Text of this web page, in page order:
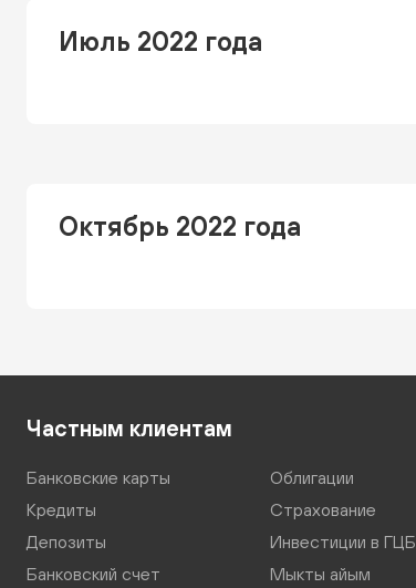
Июль 2022 года
Октябрь 2022 года
Частным клиентам
Банковские карты
Кредиты
Депозиты
Банковский счет
Облигации
Страхование
Инвестиции в ГЦБ
Мыкты айым